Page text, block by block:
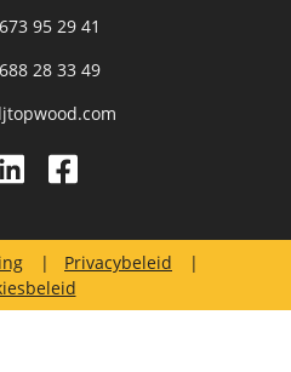
95 29 41
28 33 49
Privacybeleid